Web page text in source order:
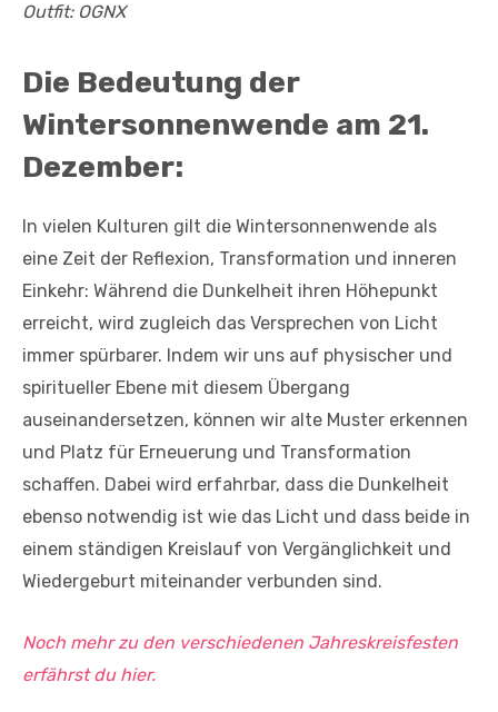
Outfit: OGNX
Die Bedeutung der
Wintersonnenwende am 21.
Dezember:
In vielen Kulturen gilt die Wintersonnenwende als
eine Zeit der Reflexion, Transformation und inneren
Einkehr: Während die Dunkelheit ihren Höhepunkt
erreicht, wird zugleich das Versprechen von Licht
immer spürbarer. Indem wir uns auf physischer und
spiritueller Ebene mit diesem Übergang
auseinandersetzen, können wir alte Muster erkennen
und Platz für Erneuerung und Transformation
schaffen. Dabei wird erfahrbar, dass die Dunkelheit
ebenso notwendig ist wie das Licht und dass beide in
einem ständigen Kreislauf von Vergänglichkeit und
Wiedergeburt miteinander verbunden sind.
Noch mehr zu den verschiedenen Jahreskreisfesten
erfährst du hier.